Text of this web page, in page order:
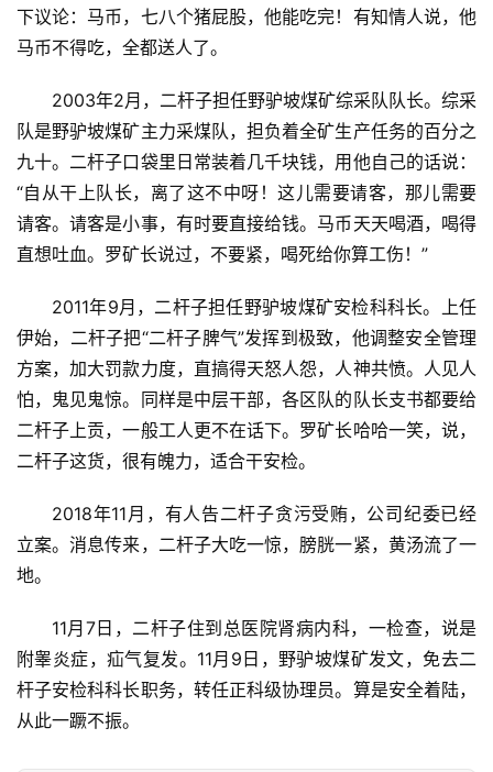
首
页
下议论：马币，七八个猪屁股，他能吃完！有知情人说，他
马币不得吃，全都送人了。
2003年2月，二杆子担任野驴坡煤矿综采队队长。综采
队是野驴坡煤矿主力采煤队，担负着全矿生产任务的百分之
九十。二杆子口袋里日常装着几千块钱，用他自己的话说：
“自从干上队长，离了这不中呀！这儿需要请客，那儿需要
请客。请客是小事，有时要直接给钱。马币天天喝酒，喝得
直想吐血。罗矿长说过，不要紧，喝死给你算工伤！”
2011年9月，二杆子担任野驴坡煤矿安检科科长。上任
伊始，二杆子把“二杆子脾气”发挥到极致，他调整安全管理
方案，加大罚款力度，直搞得天怒人怨，人神共愤。人见人
怕，鬼见鬼惊。同样是中层干部，各区队的队长支书都要给
二杆子上贡，一般工人更不在话下。罗矿长哈哈一笑，说，
二杆子这货，很有魄力，适合干安检。
2018年11月，有人告二杆子贪污受贿，公司纪委已经
立案。消息传来，二杆子大吃一惊，膀胱一紧，黄汤流了一
地。
11月7日，二杆子住到总医院肾病内科，一检查，说是
附睾炎症，疝气复发。11月9日，野驴坡煤矿发文，免去二
杆子安检科科长职务，转任正科级协理员。算是安全着陆，
从此一蹶不振。